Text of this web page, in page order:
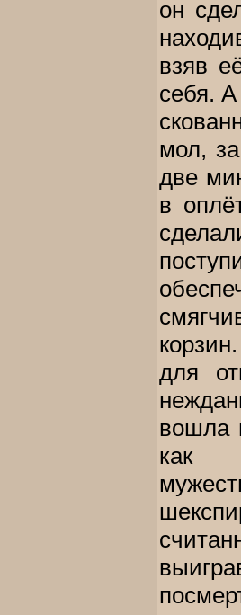
он
взяв
себя.
мол,
две
в
для
вошла
как